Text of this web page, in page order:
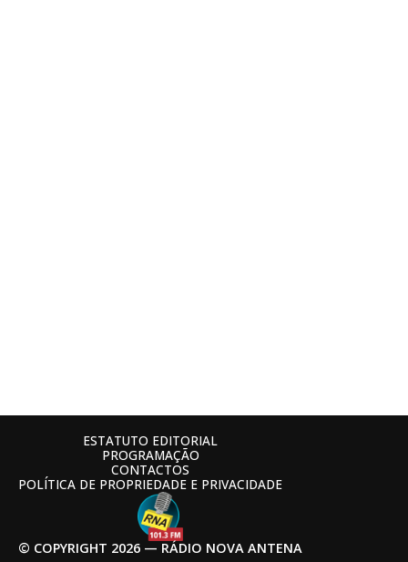
© COPYRIGHT 2026 — RÁDIO NOVA ANTENA
ESTATUTO EDITORIAL
PROGRAMAÇÃO
CONTACTOS
POLÍTICA DE PROPRIEDADE E PRIVACIDADE